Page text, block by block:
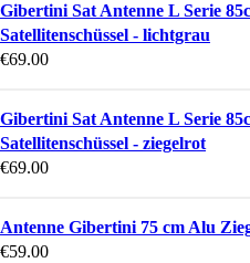
Gibertini Sat Antenne L Serie
Satellitenschüssel - lichtgrau
€69.00
Gibertini Sat Antenne L Serie
Satellitenschüssel - ziegelrot
€69.00
Antenne Gibertini 75 cm Alu
€59.00